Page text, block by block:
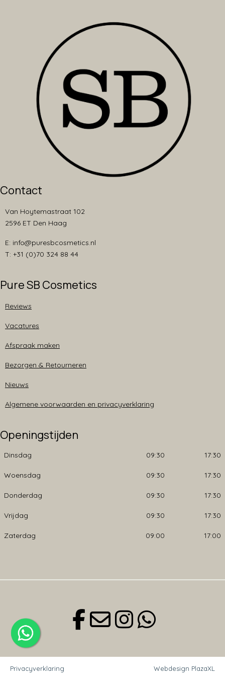
Contact
Van Hoytemastraat 102
2596 ET Den Haag
E: info@puresbcosmetics.nl
T: +31 (0)70 324 88 44
Pure SB Cosmetics
Reviews
Vacatures
Afspraak maken
Bezorgen & Retourneren
Nieuws
Algemene voorwaarden en privacyverklaring
Openingstijden
Dinsdag 09:30 17:30
Woensdag 09:30 17:30
Donderdag 09:30 17:30
Vrijdag 09:30 17:30
Zaterdag 09:00 17:00
Privacyverklaring Webdesign PlazaXL